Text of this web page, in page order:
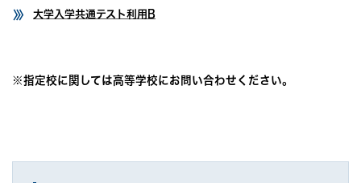
大学入学共通テスト利用B
※指定校に関しては高等学校にお問い合わせください。